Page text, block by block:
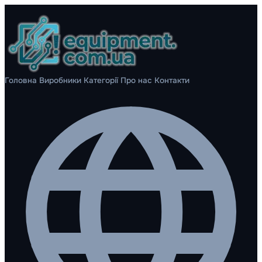
Головна Виробники Категорії Про нас Контакти